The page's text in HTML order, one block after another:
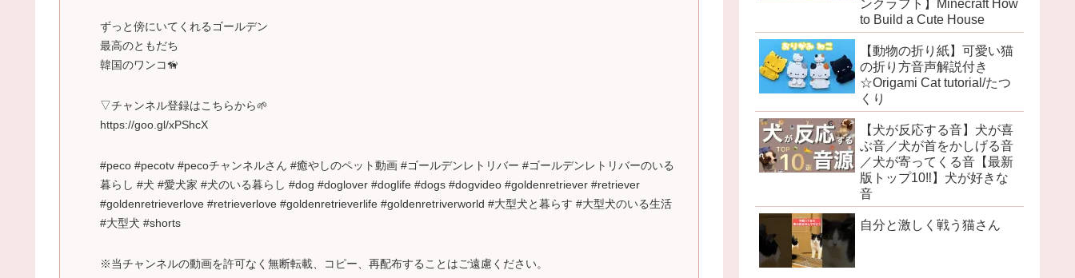
ずっと傍にいてくれるゴールデン
最高のともだち
韓国のワンコ🦮
▽チャンネル登録はこちらから🌱
https://goo.gl/xPShcX
#peco #pecotv #pecoチャンネルさん #癒やしのペット動画 #ゴールデンレトリバー #ゴールデンレトリバーのいる
暮らし #犬 #愛犬家 #犬のいる暮らし #dog #doglover #doglife #dogs #dogvideo #goldenretriever #retriever
#goldenretrieverlove #retrieverlove #goldenretrieverlife #goldenretriverworld #大型犬と暮らす #大型犬のいる生活
#大型犬 #shorts
※当チャンネルの動画を許可なく無断転載、コピー、再配布することはご遠慮ください。
ンクラフト】Minecraft How
to Build a Cute House
【動物の折り紙】可愛い猫
の折り方音声解説付き
☆Origami Cat tutorial/たつ
くり
【犬が反応する音】犬が喜
ぶ音／犬が首をかしげる音
／犬が寄ってくる音【最新
版トップ10‼︎】犬が好きな
音
自分と激しく戦う猫さん